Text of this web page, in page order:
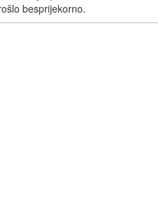
besprijekorno.